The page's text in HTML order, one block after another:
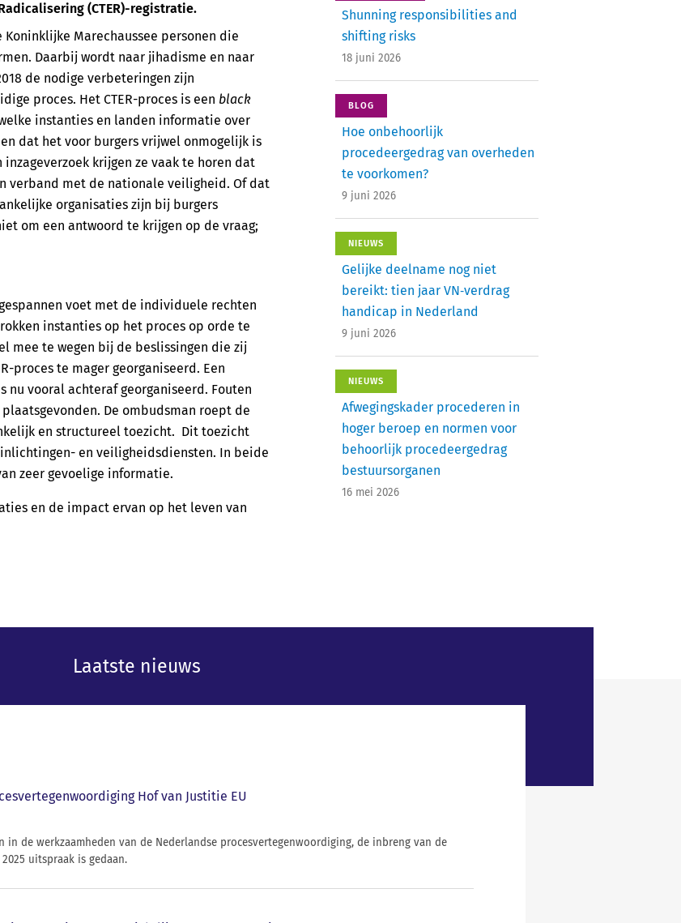
(CTER)-registratie.
Marechaussee personen die
Daarbij wordt naar jihadisme en naar
de nodige verbeteringen zijn
proces. Het CTER-proces is een black
instanties en landen informatie over
dat het voor burgers vrijwel onmogelijk is
krijgen ze vaak te horen dat
verband met de nationale veiligheid. Of dat
organisaties zijn bij burgers
om een antwoord te krijgen op de vraag;
voet met de individuele rechten
instanties op het proces op orde te
mee te wegen bij de beslissingen die zij
proces te mager georganiseerd. Een
vooral achteraf georganiseerd. Fouten
De ombudsman roept de
en structureel toezicht. Dit toezicht
en veiligheidsdiensten. In beide
zeer gevoelige informatie.
en de impact ervan op het leven van
Shunning responsibilities and
shifting risks
18 juni 2026
BLOG
Hoe onbehoorlijk
procedeergedrag van overheden
te voorkomen?
9 juni 2026
NIEUWS
Gelijke deelname nog niet
bereikt: tien jaar VN‑verdrag
handicap in Nederland
9 juni 2026
NIEUWS
Afwegingskader procederen in
hoger beroep en normen voor
behoorlijk procedeergedrag
bestuursorganen
16 mei 2026
Laatste nieuws
Hof van Justitie EU
de werkzaamheden van de Nederlandse procesvertegenwoordiging, de inbreng van de
uitspraak is gedaan.